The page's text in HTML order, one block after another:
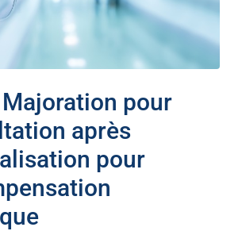
pour
après
pour